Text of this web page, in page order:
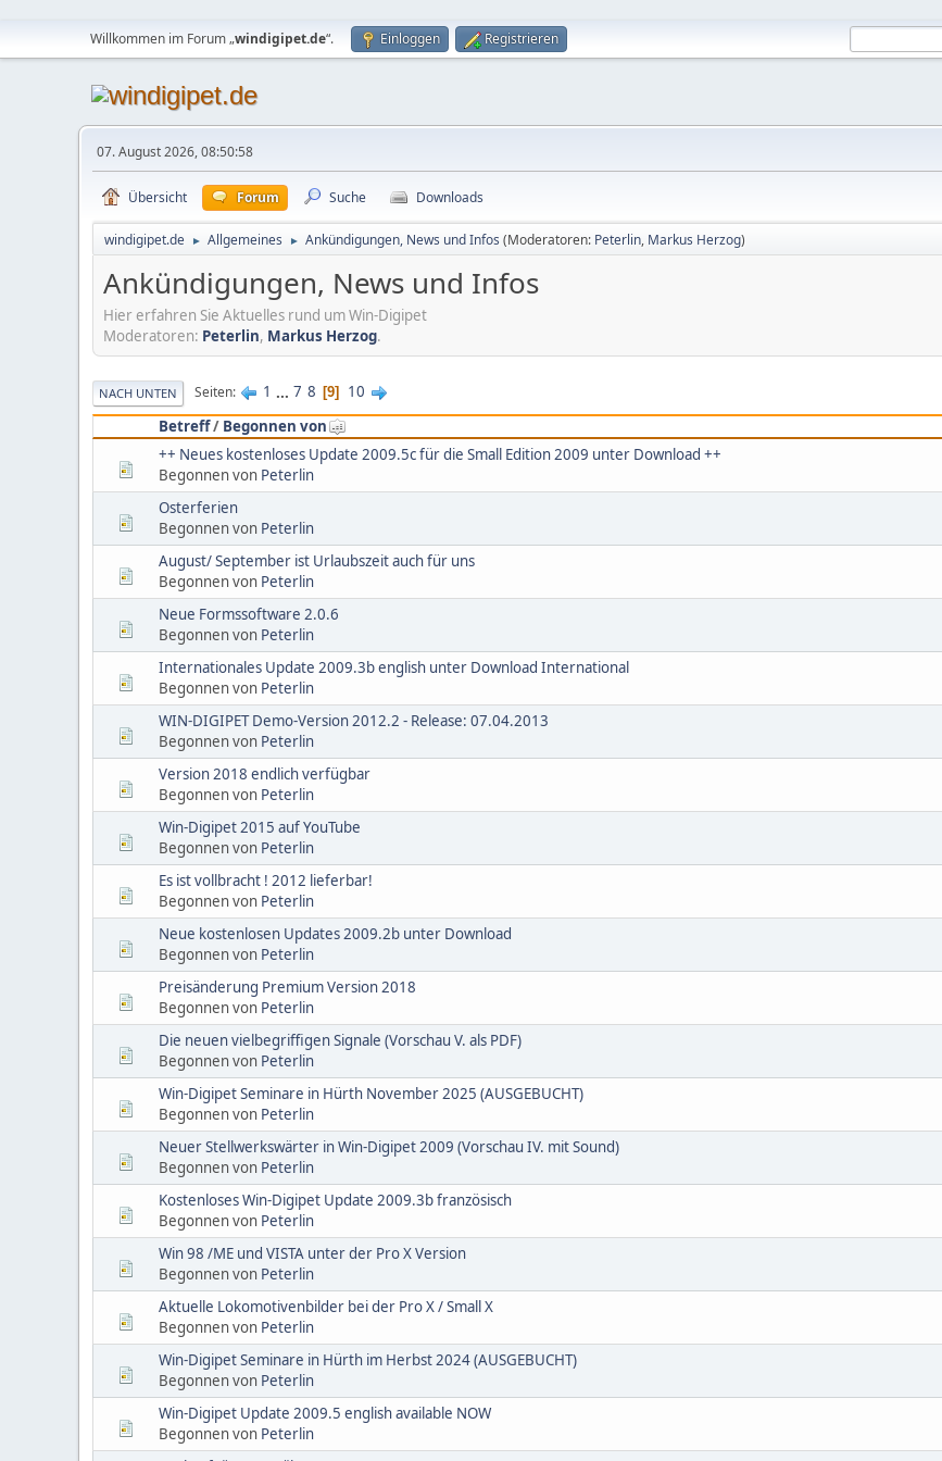
Willkommen im Forum „windigipet.de“. Einloggen Registrieren
07. August 2026, 08:50:58
Übersicht Forum Suche Downloads
windigipet.de ► Allgemeines ► Ankündigungen, News und Infos (Moderatoren: Peterlin, Markus Herzog)
Ankündigungen, News und Infos
Hier erfahren Sie Aktuelles rund um Win-Digipet
Moderatoren: Peterlin, Markus Herzog.
NACH UNTEN Seiten 1 ... 7 8 9
10
Betreff/ Begonnen von
++ Neues kostenloses Update 2009.5c für die Small Edition 2009 unter Download ++
Begonnen von Peterlin
Osterferien
Begonnen von Peterlin
August/ September ist Urlaubszeit auch für uns
Begonnen von Peterlin
Neue Formssoftware 2.0.6
Begonnen von Peterlin
Internationales Update 2009.3b english unter Download International
Begonnen von Peterlin
WIN-DIGIPET Demo-Version 2012.2 - Release: 07.04.2013
Begonnen von Peterlin
Version 2018 endlich verfügbar
Begonnen von Peterlin
Win-Digipet 2015 auf YouTube
Begonnen von Peterlin
Es ist vollbracht ! 2012 lieferbar!
Begonnen von Peterlin
Neue kostenlosen Updates 2009.2b unter Download
Begonnen von Peterlin
Preisänderung Premium Version 2018
Begonnen von Peterlin
Die neuen vielbegriffigen Signale (Vorschau V. als PDF)
Begonnen von Peterlin
Win-Digipet Seminare in Hürth November 2025 (AUSGEBUCHT)
Begonnen von Peterlin
Neuer Stellwerkswärter in Win-Digipet 2009 (Vorschau IV. mit Sound)
Begonnen von Peterlin
Kostenloses Win-Digipet Update 2009.3b französisch
Begonnen von Peterlin
Win 98 /ME und VISTA unter der Pro X Version
Begonnen von Peterlin
Aktuelle Lokomotivenbilder bei der Pro X / Small X
Begonnen von Peterlin
Win-Digipet Seminare in Hürth im Herbst 2024 (AUSGEBUCHT)
Begonnen von Peterlin
Win-Digipet Update 2009.5 english available NOW
Begonnen von Peterlin